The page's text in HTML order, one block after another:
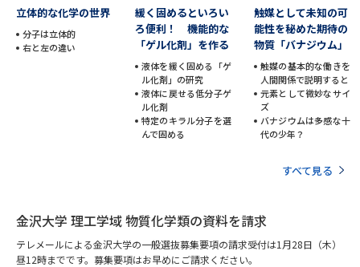
デジタルパンフレット 進路の３択
新学年スタート号特集ページ
新学年スタート号特集ページ
（高2生用）
オープンキャンパスなどを調べる
実施プログラムから探す
来場型・Web型イベント特集 夢ナビライブ
立体的な化学の世界
分子は立体的
右と左の違い
緩く固めるといろい
ろ便利！ 機能的な
「ゲル化剤」を作る
液体を緩く固める「ゲ
ル化剤」の研究
液体に戻せる低分子ゲ
ル化剤
特定のキラル分子を選
んで固める
触媒として未知の可
能性を秘めた期待の
物質「バナジウム」
触媒の基本的な働きを
人間関係で説明すると
元素として微妙なサイ
ズ
バナジウムは多感な十
代の少年？
すべて見る
金沢大学 理工学域 物質化学類の資料を請求
テレメールによる金沢大学の一般選抜募集要項の請求受付は1月28日（木）
昼12時までです。募集要項はお早めにご請求ください。